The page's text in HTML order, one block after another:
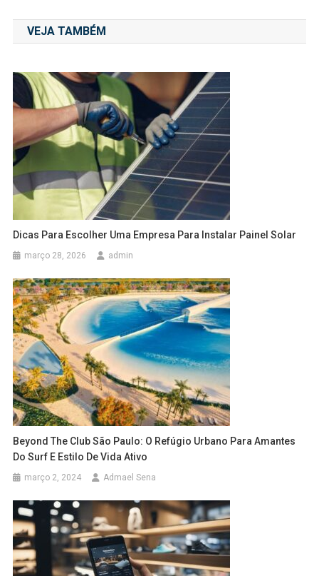
de
Post
VEJA TAMBÉM
Dicas Para Escolher Uma Empresa Para Instalar Painel Solar
março 28, 2026 admin
Beyond The Club São Paulo: O Refúgio Urbano Para Amantes
Do Surf E Estilo De Vida Ativo
março 2, 2024 Admael Sena